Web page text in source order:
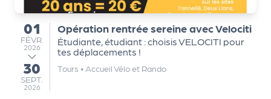
du
01
FÉVRIER
FÉVR.
2026
au
30
SEPTEMBRE
SEPT.
2026
Opération rentrée sereine avec Velociti
Étudiante, étudiant : choisis VELOCITI pour
tes déplacements !
Tours • Accueil Vélo et Rando
tt
e
r